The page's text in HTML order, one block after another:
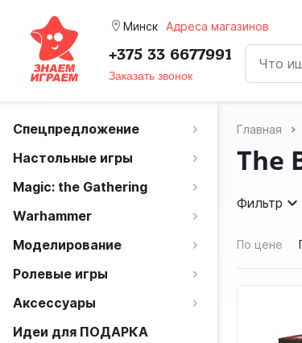
room Минск Адреса магазинов
+375 33 6677991
Заказать звонок
Спецпредложение
Настольные игры
Magic: the Gathering
Warhammer
Моделирование
Ролевые игры
Аксессуары
Идеи для ПОДАРКА
Главная
The
Фильтр
По цене